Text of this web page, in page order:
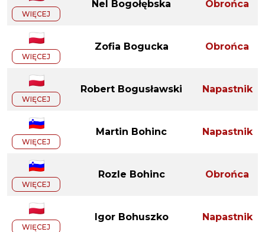
WIĘCEJ
Nel Bogołębska Obrońca
WIĘCEJ
Zofia Bogucka Obrońca
WIĘCEJ
Robert Bogusławski Napastnik
WIĘCEJ
Martin Bohinc Napastnik
WIĘCEJ
Rozle Bohinc Obrońca
WIĘCEJ
Igor Bohuszko Napastnik